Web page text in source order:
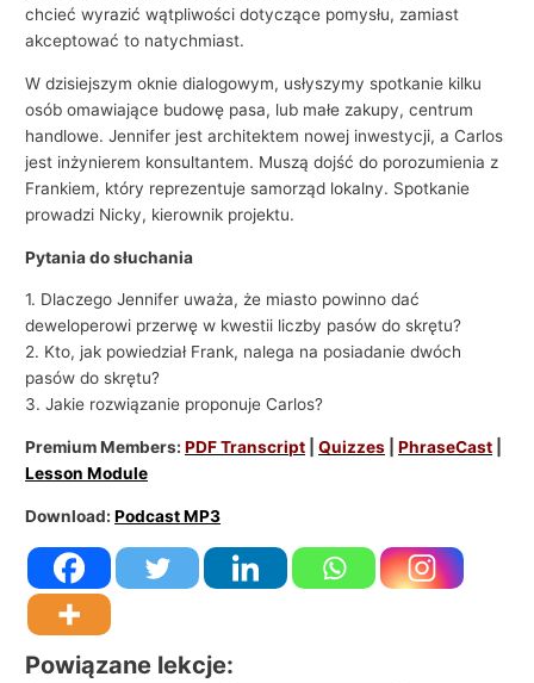
chcieć wyrazić wątpliwości dotyczące pomysłu, zamiast
akceptować to natychmiast.
W dzisiejszym oknie dialogowym, usłyszymy spotkanie kilku
osób omawiające budowę pasa, lub małe zakupy, centrum
handlowe. Jennifer jest architektem nowej inwestycji, a Carlos
jest inżynierem konsultantem. Muszą dojść do porozumienia z
Frankiem, który reprezentuje samorząd lokalny. Spotkanie
prowadzi Nicky, kierownik projektu.
Pytania do słuchania
1. Dlaczego Jennifer uważa, że ​​miasto powinno dać
deweloperowi przerwę w kwestii liczby pasów do skrętu?
2. Kto, jak powiedział Frank, nalega na posiadanie dwóch
pasów do skrętu?
3. Jakie rozwiązanie proponuje Carlos?
Premium Members:PDF Transcript |Quizzes |PhraseCast
Lesson Module
Download:Podcast MP3
Powiązane lekcje: